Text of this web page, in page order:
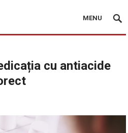
MENU
cu antiacide